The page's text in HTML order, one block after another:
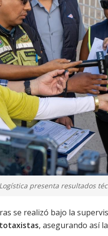
presenta resultados
se realizó bajo la
, asegurando así